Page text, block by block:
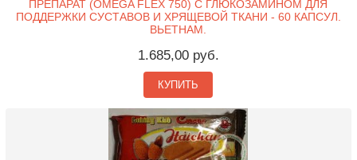
ПРЕПАРАТ (OMEGA FLEX 750) С ГЛЮКОЗАМИНОМ ДЛЯ
ПОДДЕРЖКИ СУСТАВОВ И ХРЯЩЕВОЙ ТКАНИ - 60 КАПСУЛ.
ВЬЕТНАМ.
1.685,00 руб.
КУПИТЬ